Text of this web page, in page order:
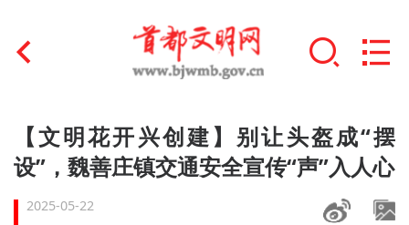
首页
文明创建
+
文明实践
【文明花开兴创建】别让头盔成“摆
设”，魏善庄镇交通安全宣传“声”入人心
2025-05-22